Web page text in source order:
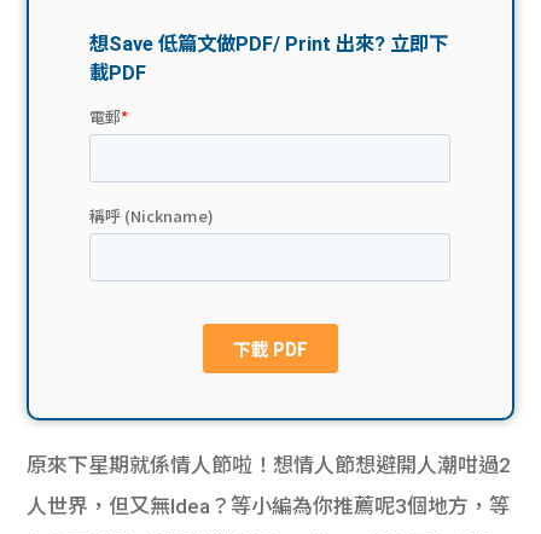
貸款
網上
私人
貸款
ge
校園
Gui
理財
原來下星期就係情人節啦！想情人節想避開人潮咁過2
人世界，但又無Idea？等小編為你推薦呢3個地方，等